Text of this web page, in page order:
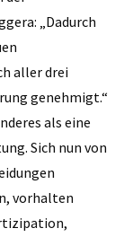
„Dadurch
aller drei
genehmigt.“
als eine
Sich nun von
vorhalten